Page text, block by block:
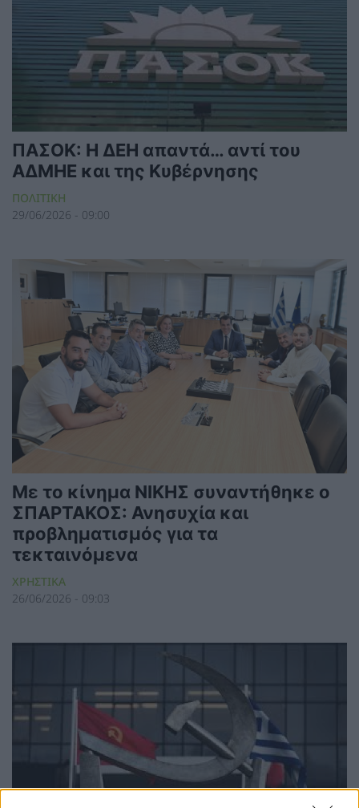
ΠΑΣΟΚ: Η ΔΕΗ απαντά… αντί του
ΑΔΜΗΕ και της Κυβέρνησης
ΠΟΛΙΤΙΚΗ
29/06/2026 - 09:00
Με το κίνημα ΝΙΚΗΣ συναντήθηκε ο
ΣΠΑΡΤΑΚΟΣ: Ανησυχία και
προβληματισμός για τα
τεκταινόμενα
ΧΡΗΣΤΙΚΑ
26/06/2026 - 09:03